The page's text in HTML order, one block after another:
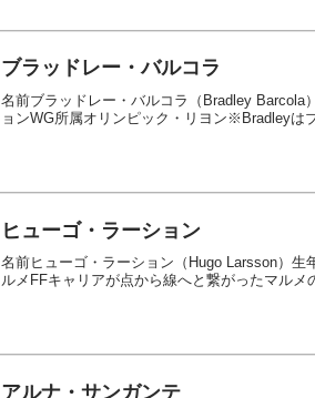
ブラッドレー・バルコラ
名前ブラッドレー・バルコラ（Bradley Barcola
ョンWG所属オリンピック・リヨン※Bradleyは
ヒューゴ・ラーション
名前ヒューゴ・ラーション（Hugo Larsson）
ルメFFキャリアが点から線へと繋がったマルメ
アルナ・サンガンテ